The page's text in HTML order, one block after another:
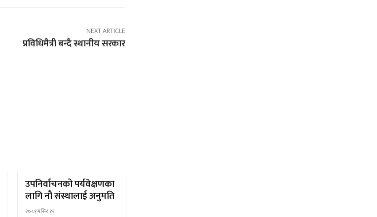
NEXT ARTICLE
प्रविधिमैत्री बन्दै स्थानीय सरकार
उपनिर्वाचनको पर्यवेक्षणका
लागि नौ संस्थालाई अनुमति
२०८१ मंसिर १२